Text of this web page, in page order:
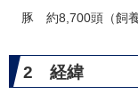
豚 約8,700頭（飼養
2 経緯